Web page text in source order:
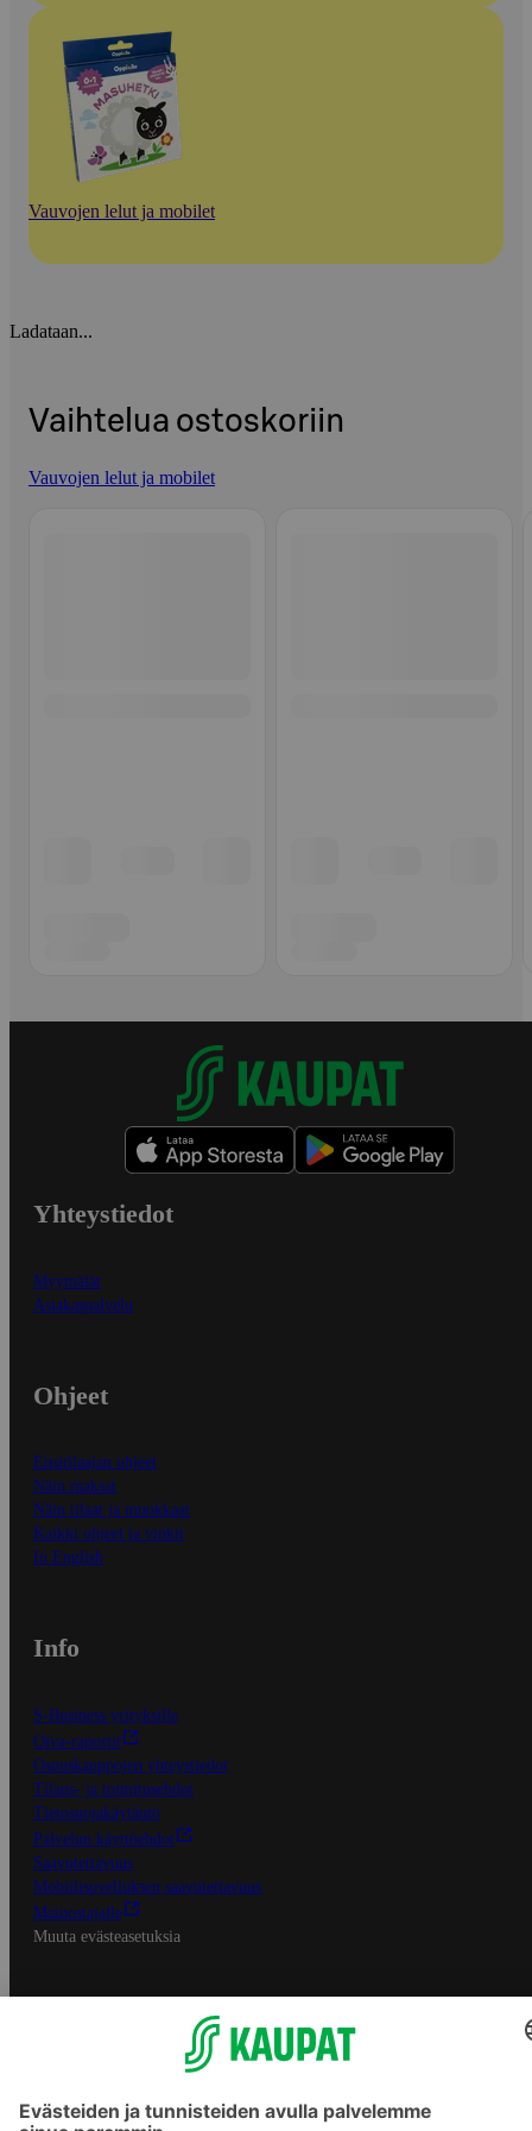
Vauvojen lelut ja mobilet
Ladataan...
Vaihtelua ostoskoriin
Vauvojen lelut ja mobilet
Yhteystiedot
Myymälät
Asiakaspalvelu
Ohjeet
Ensitilaajan ohjeet
Näin maksat
Näin tilaat ja muokkaat
Kaikki ohjeet ja vinkit
In English
Info
S-Business yrityksille
Oiva-raportit
Osuuskauppojen yhteystiedot
Tilaus- ja toimitusehdot
Tietosuojakäytäntö
Palvelun käyttöehdot
Saavutettavuus
Mobiilisovelluksen saavutettavuus
Mainostajalle
Muuta evästeasetuksia
S-ryhmän palvelut
Asiakasomistajuus